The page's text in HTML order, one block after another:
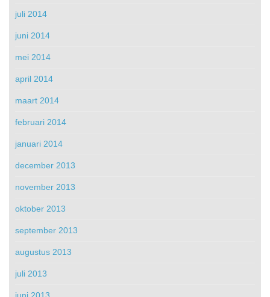
juli 2014
juni 2014
mei 2014
april 2014
maart 2014
februari 2014
januari 2014
december 2013
november 2013
oktober 2013
september 2013
augustus 2013
juli 2013